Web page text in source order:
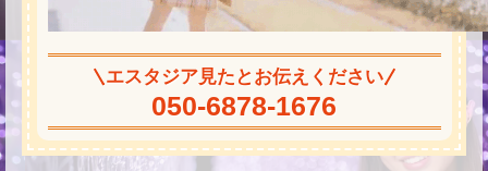
エスタジア見たとお伝えください
050-6878-1676